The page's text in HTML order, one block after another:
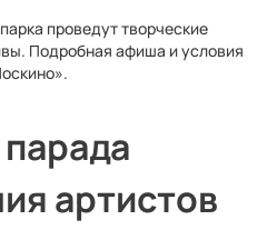
проведут творческие
Подробная афиша и условия
артистов